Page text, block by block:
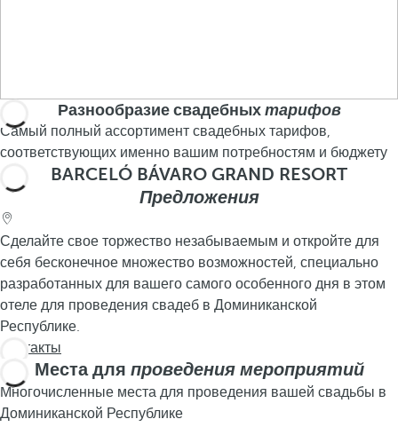
Разнообразие свадебных тарифов
Самый полный ассортимент свадебных тарифов,
соответствующих именно вашим потребностям и бюджету
BARCELÓ BÁVARO GRAND RESORT
Предложения
Сделайте свое торжество незабываемым и откройте для
себя бесконечное множество возможностей, специально
разработанных для вашего самого особенного дня в этом
отеле для проведения свадеб в Доминиканской
Республике.
Контакты
Места для проведения мероприятий
Многочисленные места для проведения вашей свадьбы в
Доминиканской Республике